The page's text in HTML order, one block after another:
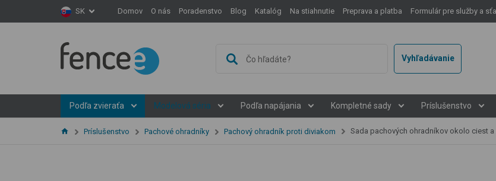
SK Domov O nás Poradenstvo Blog Katalóg Na stiahnutie Preprava a platba Formulár pre služby a
Vyhľadávanie
Podľa zvieraťa Modelová séria Podľa napájania Kompletné sady Príslušenstvo
Príslušenstvo Pachové ohradníky Pachový ohradník proti diviakom Sada pachových ohradníkov okolo ciest a diaľnic - adaptér s nosičom pachových